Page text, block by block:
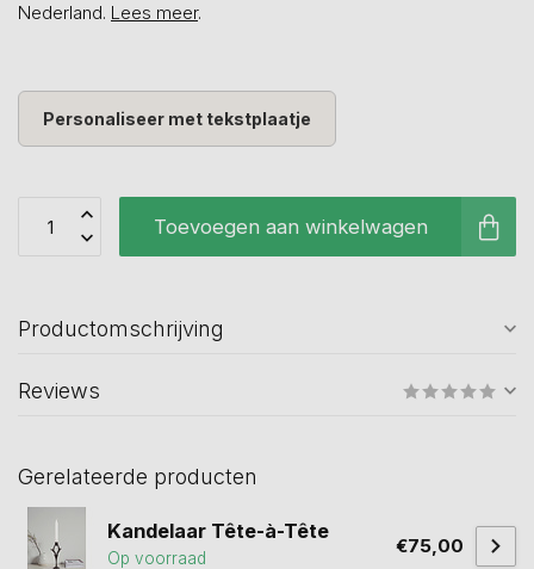
Nederland. Lees meer.
Personaliseer met tekstplaatje
Toevoegen aan winkelwagen
Productomschrijving
Reviews
Gerelateerde producten
Kandelaar Tête-à-Tête
Op voorraad
€75,00